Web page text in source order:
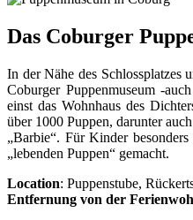
Das Coburger
In der Nähe des Schlossplatzes
Coburger Puppenmuseum -
einst das Wohnhaus des
über 1000 Puppen, darunter
„Barbie“. Für Kinder
„lebenden Puppen“ gemacht.
Location: Puppenstube,
Entfernung von der